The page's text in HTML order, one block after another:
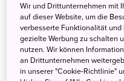
vorwiegend in den
Dort stehen die
bestimmten Jahreszeiten
naturbelassenen
Lebensraum der Japan
Wir und Drittunternehmen mit
auf dieser Website, um die
verbesserte Funktionalität
gezielte Werbung zu schalten
nutzen. Wir können
an Drittunternehmen
in unserer "Cookie-Richtlinie"